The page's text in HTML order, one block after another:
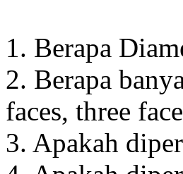
1. Berapa
2. Berapa
faces, three
3. Apakah